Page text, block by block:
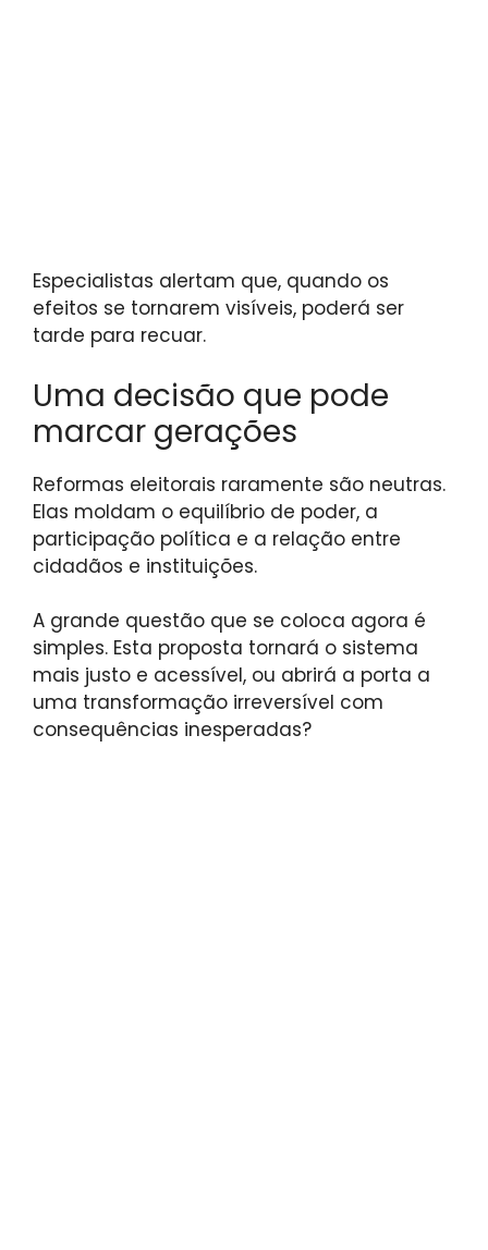
Especialistas alertam que, quando os
efeitos se tornarem visíveis, poderá ser
tarde para recuar.
Uma decisão que pode
marcar gerações
Reformas eleitorais raramente são neutras.
Elas moldam o equilíbrio de poder, a
participação política e a relação entre
cidadãos e instituições.
A grande questão que se coloca agora é
simples. Esta proposta tornará o sistema
mais justo e acessível, ou abrirá a porta a
uma transformação irreversível com
consequências inesperadas?